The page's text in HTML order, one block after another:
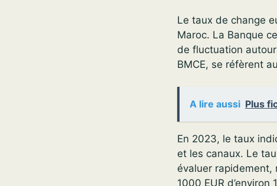
Le taux de change
Maroc. La Banque
de fluctuation
BMCE, se réfèrent
A lire aussi Plus
En 2023, le taux
et les canaux. Le
évaluer rapidement,
1000 EUR d’environ